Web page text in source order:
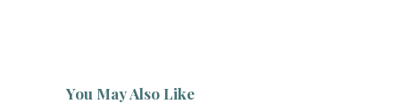
You May Also Like